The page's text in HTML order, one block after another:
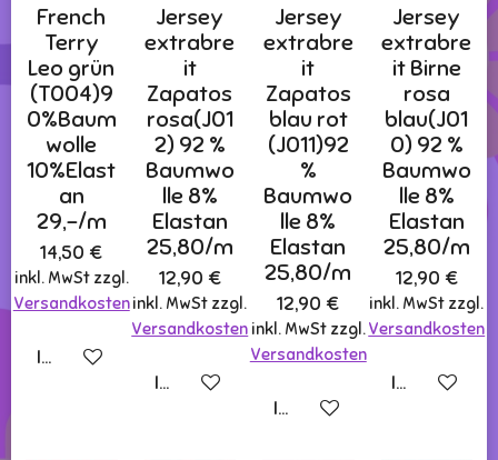
French
Terry
Leo grün
(T004)9
0%Baum
wolle
10%Elast
an
29,-/m
14,50 €
inkl. MwSt zzgl.
Versandkosten
In den Warenkorb
Jersey
extrabre
it
Zapatos
rosa(J01
2) 92 %
Baumwo
lle 8%
Elastan
25,80/m
12,90 €
inkl. MwSt zzgl.
Versandkosten
In den Warenkorb
Jersey
extrabre
it
Zapatos
blau rot
(J011)92
%
Baumwo
lle 8%
Elastan
25,80/m
12,90 €
inkl. MwSt zzgl.
Versandkosten
In den Warenkorb
Jersey
extrabre
it Birne
rosa
blau(J01
0) 92 %
Baumwo
lle 8%
Elastan
25,80/m
12,90 €
inkl. MwSt zzgl.
Versandkosten
In den